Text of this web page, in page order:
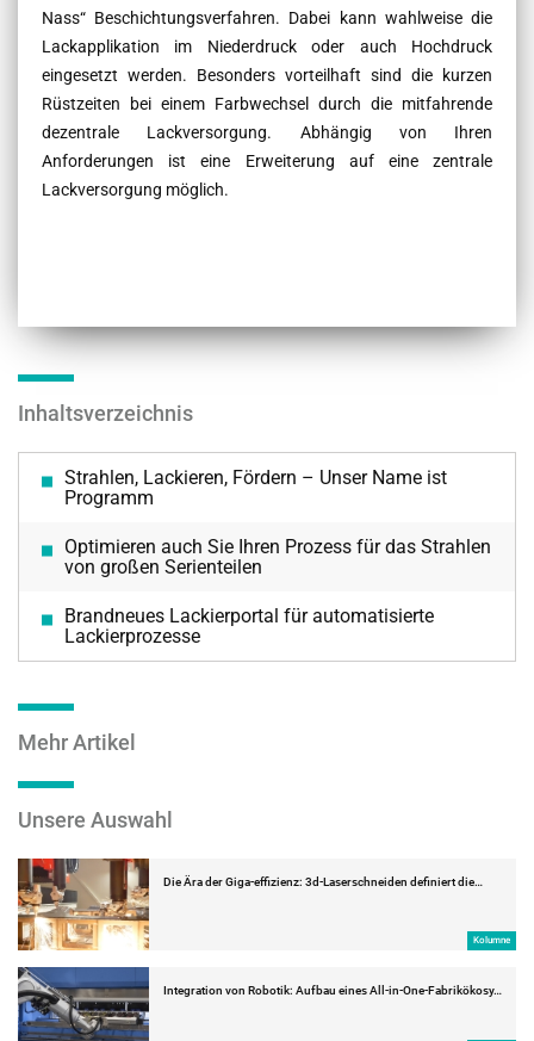
Nass“ Beschichtungsverfahren. Dabei kann wahlweise die
Lackapplikation im Niederdruck oder auch Hochdruck
eingesetzt werden. Besonders vorteilhaft sind die kurzen
Rüstzeiten bei einem Farbwechsel durch die mitfahrende
dezentrale Lackversorgung. Abhängig von Ihren
Anforderungen ist eine Erweiterung auf eine zentrale
Lackversorgung möglich.
Inhaltsverzeichnis
Strahlen, Lackieren, Fördern – Unser Name ist
Programm
Optimieren auch Sie Ihren Prozess für das Strahlen
von großen Serienteilen
Brandneues Lackierportal für automatisierte
Lackierprozesse
Mehr Artikel
Unsere Auswahl
Die Ära der Giga-effizienz: 3d-Laserschneiden definiert die…
Kolumne
Integration von Robotik: Aufbau eines All-in-One-Fabrikökosy…